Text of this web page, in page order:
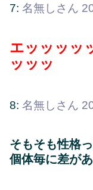
7: 名無しさん
エッッッッ
ッッッ
8: 名無しさん
そもそも性格
個体毎に差が